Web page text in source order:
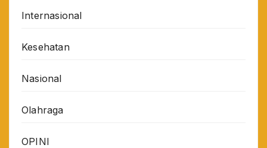
Internasional
Kesehatan
Nasional
Olahraga
OPINI